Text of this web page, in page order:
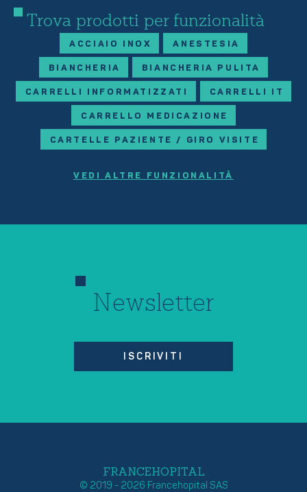
Trova prodotti per funzionalità
ACCIAIO INOX ANESTESIA
BIANCHERIA BIANCHERIA PULITA
CARRELLI INFORMATIZZATI CARRELLI IT
CARRELLO MEDICAZIONE
CARTELLE PAZIENTE / GIRO VISITE
VEDI ALTRE FUNZIONALITÀ
Newsletter
ISCRIVITI
FRANCEHOPITAL
© 2019 - 2026 Francehopital SAS